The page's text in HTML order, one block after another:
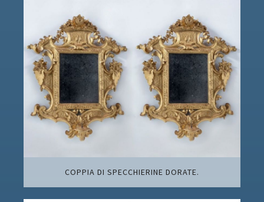
COPPIA DI SPECCHIERINE DORATE.